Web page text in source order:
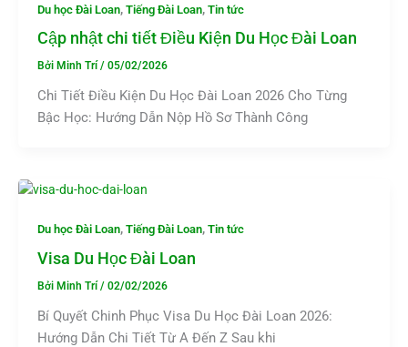
Du học Đài Loan, Tiếng Đài Loan, Tin tức
Cập nhật chi tiết Điều Kiện Du Học Đài Loan
Bởi Minh Trí / 05/02/2026
Chi Tiết Điều Kiện Du Học Đài Loan 2026 Cho Từng
Bậc Học: Hướng Dẫn Nộp Hồ Sơ Thành Công
Du học Đài Loan, Tiếng Đài Loan, Tin tức
Visa Du Học Đài Loan
Bởi Minh Trí/ 02/02/2026
Bí Quyết Chinh Phục Visa Du Học Đài Loan 2026:
Hướng Dẫn Chi Tiết Từ A Đến Z Sau khi